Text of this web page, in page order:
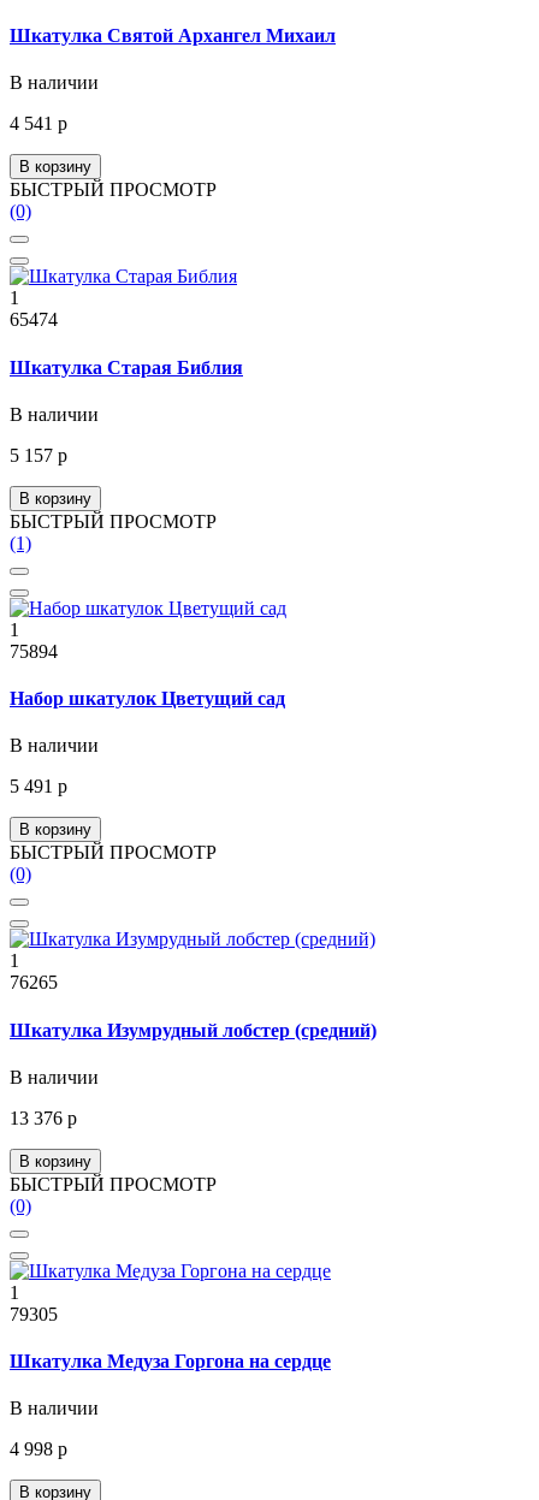
Шкатулка Святой Архангел Михаил
В наличии
4 541 р
В корзину
БЫСТРЫЙ ПРОСМОТР
(0)
1
65474
Шкатулка Старая Библия
В наличии
5 157 р
В корзину
БЫСТРЫЙ ПРОСМОТР
(1)
1
75894
Набор шкатулок Цветущий сад
В наличии
5 491 р
В корзину
БЫСТРЫЙ ПРОСМОТР
(0)
1
76265
Шкатулка Изумрудный лобстер (средний)
В наличии
13 376 р
В корзину
БЫСТРЫЙ ПРОСМОТР
(0)
1
79305
Шкатулка Медуза Горгона на сердце
В наличии
4 998 р
В корзину